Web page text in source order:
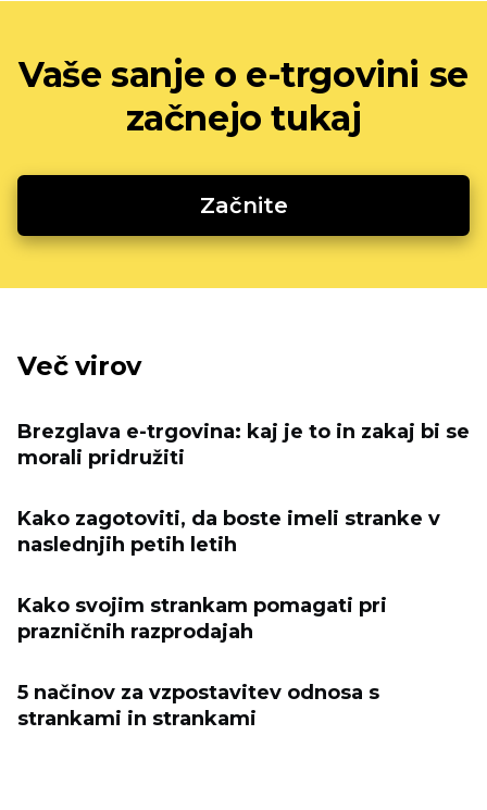
Vaše sanje o e-trgovini se
začnejo tukaj
Začnite
Več virov
Brezglava e-trgovina: kaj je to in zakaj bi se
morali pridružiti
Kako zagotoviti, da boste imeli stranke v
naslednjih petih letih
Kako svojim strankam pomagati pri
prazničnih razprodajah
5 načinov za vzpostavitev odnosa s
strankami in strankami